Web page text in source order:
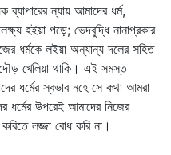
ব্যাপারের ন্যায় আমাদের ধর্ম,
হইয়া পড়ে; ভেদবুদ্ধি নানাপ্রকার
ধর্মকে লইয়া অন্যান্য দলের সহিত
খেলিয়া থাকি। এই সমস্ত
ধর্মের স্বভাব নহে সে কথা আমরা
ধর্মের উপরেই আমাদের নিজের
লজ্জা বোধ করি না।